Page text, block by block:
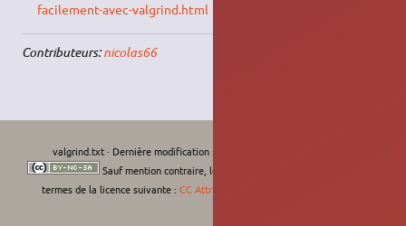
facilement-avec-valgrind.html
Contributeurs:nicolas66
valgrind.txt· Dernière modification :
Sauf mention contraire, le contenu de ce wiki est placé sous les
termes de la licence suivante : CC Attribution-Noncommercial-Share Alike 4.0